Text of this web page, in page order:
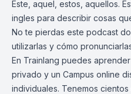
Este, aquel, estos, aquellos.
ingles para describir cosas
No te pierdas este podcast
utilizarlas y cómo
En Trainlang puedes
privado y un Campus online
individuales. Tenemos